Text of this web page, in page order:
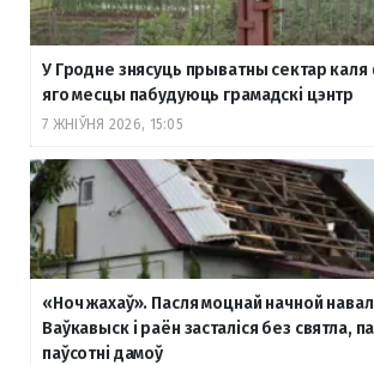
У Гродне знясуць прыватны сектар каля
яго месцы пабудуюць грамадскі цэнтр
7 ЖНІЎНЯ 2026, 15:05
«Ноч жахаў». Пасля моцнай начной
Ваўкавыск і раён засталіся без святла,
паўсотні дамоў